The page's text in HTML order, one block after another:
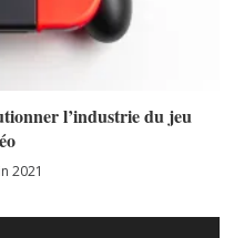
l’industrie du jeu
2021